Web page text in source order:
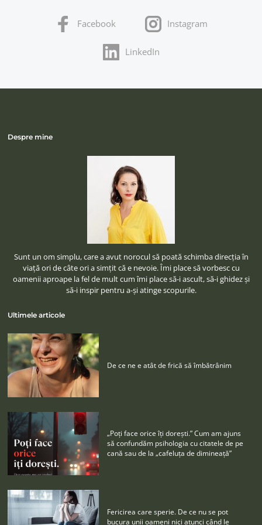
Facebook Instagram
LinkedIn
Despre mine
Sunt un om simplu, care a avut norocul să poată schimba direcţia în
viaţă ori de câte ori a simţit că e nevoie. Îmi place să vorbesc cu
oamenii aproape la fel de mult cum îmi place să-i ascult, să-i ghidez şi
să-i inspir pentru a-şi atinge scopurile.
Ultimele articole
De ce ne e atât de frică să îmbătrânim
„Poţi face orice îţi doreşti.” Cum am ajuns
să confundăm psihologia cu citatele de pe
cană sau de la „cafeluţa de dimineaţă”
Fericirea care sperie. De ce nu se pot
bucura unii oameni nici atunci când le